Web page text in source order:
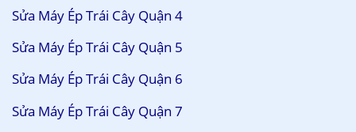
Sửa Máy Ép Trái Cây Quận 4
Sửa Máy Ép Trái Cây Quận 5
Sửa Máy Ép Trái Cây Quận 6
Sửa Máy Ép Trái Cây Quận 7